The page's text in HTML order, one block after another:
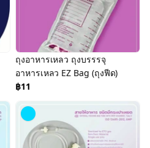
ถุงอาหารเหลว ถุงบรรรจุ
อาหารเหลว EZ Bag (ถุงฟีด)
฿11